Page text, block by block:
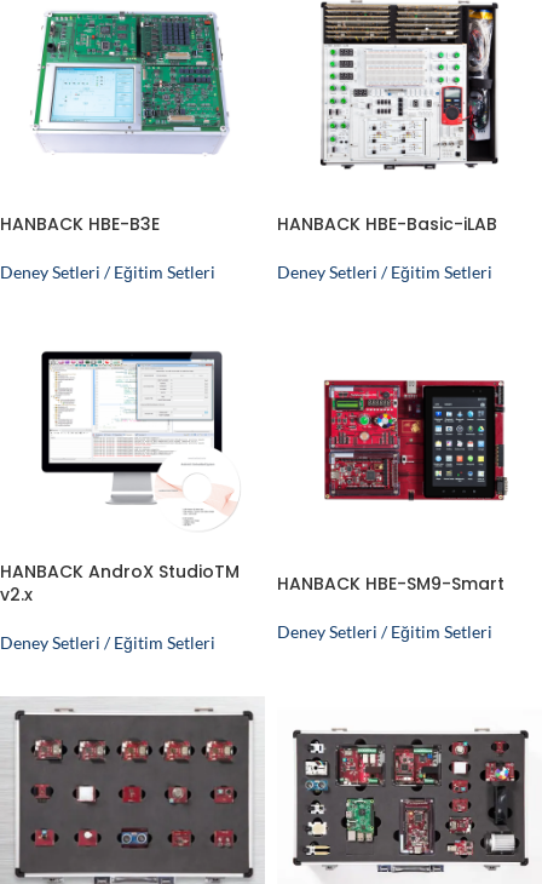
HANBACK HBE-B3E
Deney Setleri / Eğitim Setleri
HANBACK HBE-Basic-iLAB
Deney Setleri / Eğitim Setleri
HANBACK AndroX StudioTM
v2.x
Deney Setleri / Eğitim Setleri
HANBACK HBE-SM9-Smart
Deney Setleri / Eğitim Setleri